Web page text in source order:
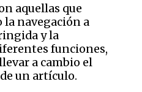
aquellas que
navegación a
y la
funciones,
a cambio el
un artículo.